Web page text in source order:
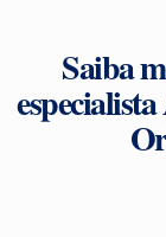
Saiba